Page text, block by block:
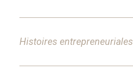
Histoires entrepreneuriales